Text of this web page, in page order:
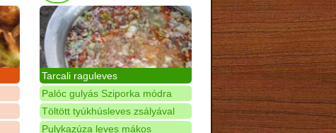
Tarcali raguleves
Palóc gulyás Sziporka módra
Töltött tyúkhúsleves zsályával
Pulykazúza leves mákos